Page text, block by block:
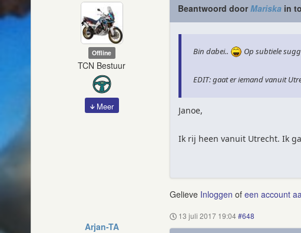
Offline
TCN Bestuur
Meer
Beantwoord doorMariskain
Bin dabei.. Op subtiele
EDIT: gaat er iemand vanuit
Janoe,
Ik rij heen vanuit Utrecht. Ik
Gelieve Inloggen of een account
Arjan-TA
13 juli 2017 19:04 #648